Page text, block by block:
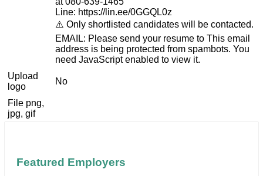
Line: https://lin.ee/0GGQL0z
⚠️ Only shortlisted candidates will be contacted.
EMAIL: Please send your resume to This email
address is being protected from spambots. You
need JavaScript enabled to view it.
Upload
logo
No
File png,
jpg, gif
Featured Employers